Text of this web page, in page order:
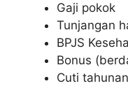
Gaji pokok
Tunjangan
BPJS
Bonus
Cuti tahunan